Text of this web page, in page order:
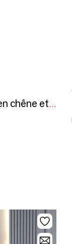
Table à manger rectangulaire en chêne et acier chromé